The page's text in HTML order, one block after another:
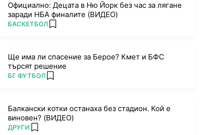
Официално: Децата в Ню Йорк без час за лягане
заради НБА финалите (ВИДЕО)
ПОВЕЧЕ ОТ
БАСКЕТБОЛ add favorites
Ще има ли спасение за Берое? Кмет и БФС
търсят решение
ПОВЕЧЕ ОТ
БГ ФУТБОЛ add favorites
Балкански котки останаха без стадион. Кой е
виновен? (ВИДЕО)
ПОВЕЧЕ ОТ
ДРУГИ add favorites